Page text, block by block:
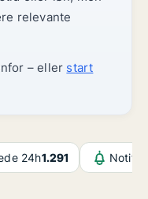
relevante
– eller start
24h1.291